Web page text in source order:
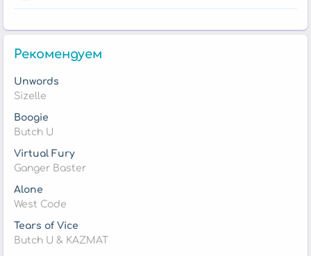
Рекомендуем
Unwords
Sizelle
Boogie
Butch U
Virtual Fury
Ganger Baster
Alone
West Code
Tears of Vice
Butch U & KAZMAT